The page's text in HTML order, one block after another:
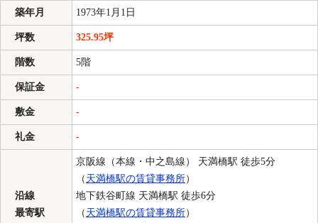
築年月 1973年1月1日
坪数 325.95坪
階数 5階
保証金 -
敷金 -
礼金 -
沿線
最寄駅
京阪線（本線・中之島線） 天満橋駅 徒歩5分
（ 天満橋駅の賃貸事務所）
地下鉄谷町線 天満橋駅 徒歩6分
（ 天満橋駅の賃貸事務所）